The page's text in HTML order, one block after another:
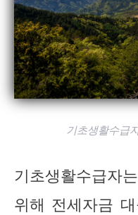
기초생활수급
기초생활수급자
위해 전세자금